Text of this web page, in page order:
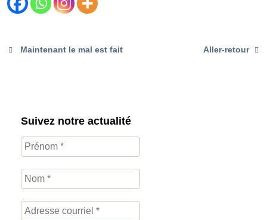
Maintenant le mal est fait Aller-retour
Suivez notre actualité